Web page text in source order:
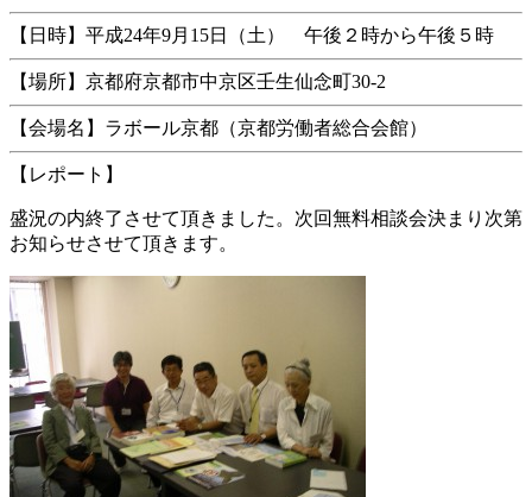
【日時】平成24年9月15日（土） 午後２時から午後５時
【場所】京都府京都市中京区壬生仙念町30-2
【会場名】ラボール京都（京都労働者総合会館）
【レポート】
盛況の内終了させて頂きました。次回無料相談会決まり次第
お知らせさせて頂きます。